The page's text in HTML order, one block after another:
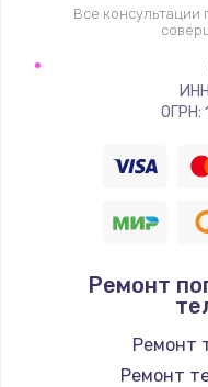
Замена
Все
ОГРН:
Ремонт
Ремонт
Ремонт